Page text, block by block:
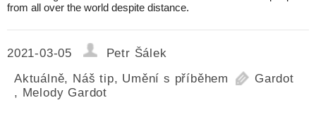
from all over the world despite distance.
2021-03-05
Petr Šálek
Aktuálně, Náš tip, Umění s příběhem
Gardot
, Melody Gardot